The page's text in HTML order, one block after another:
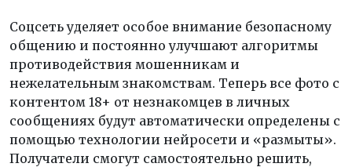
Соцсеть уделяет особое внимание безопасному
общению и постоянно улучшают алгоритмы
противодействия мошенникам и
нежелательным знакомствам. Теперь все фото с
контентом 18+ от незнакомцев в личных
сообщениях будут автоматически определены с
помощью технологии нейросети и «размыты».
Получатели смогут самостоятельно решить,